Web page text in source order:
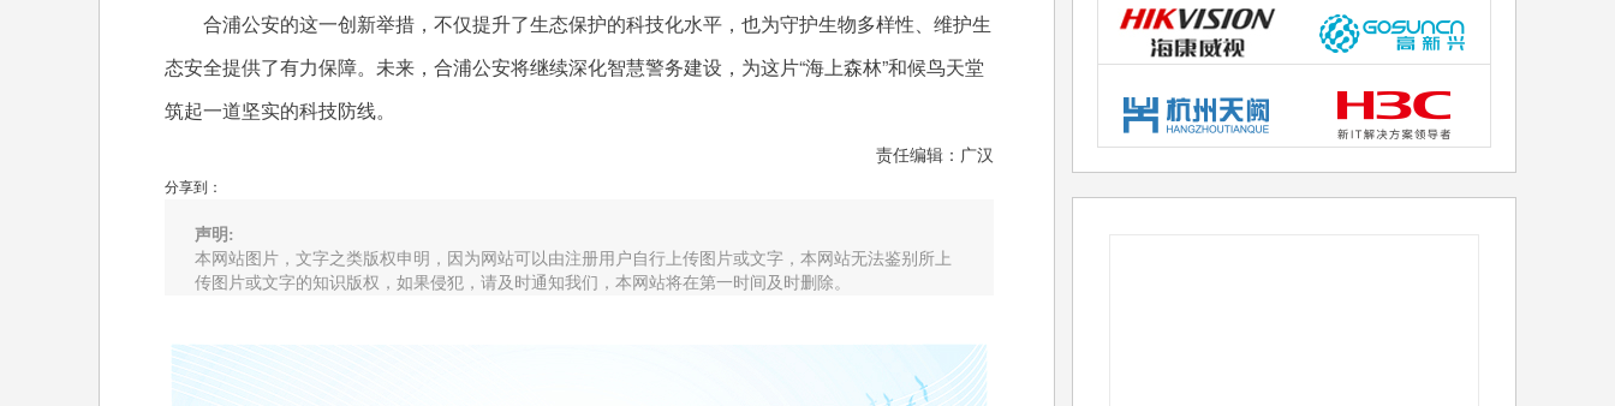
合浦公安的这一创新举措，不仅提升了生态保护的科技化水平，也为守护生物多样性、维护生
态安全提供了有力保障。未来，合浦公安将继续深化智慧警务建设，为这片“海上森林”和候鸟天堂
筑起一道坚实的科技防线。
责任编辑：广汉
分享到：
声明:
本网站图片，文字之类版权申明，因为网站可以由注册用户自行上传图片或文字，本网站无法鉴别所上
传图片或文字的知识版权，如果侵犯，请及时通知我们，本网站将在第一时间及时删除。